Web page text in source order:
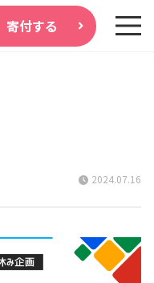
寄付する
2024.07.16